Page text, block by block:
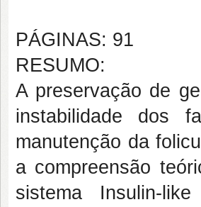
PÁGINAS: 91
RESUMO:
A preservação de
instabilidade dos
manutenção da
a compreensão
sistema Insulin-